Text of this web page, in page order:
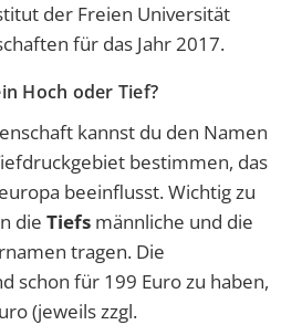
der Freien Universität
für das Jahr 2017.
Hoch oder Tief?
kannst du den Namen
bestimmen, das
beeinflusst. Wichtig zu
die Tiefs männliche und die
tragen. Die
schon für 199 Euro zu haben,
(jeweils zzgl.